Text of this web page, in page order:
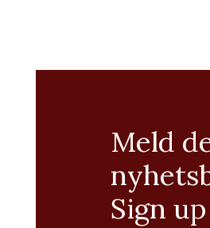
Meld
Sign